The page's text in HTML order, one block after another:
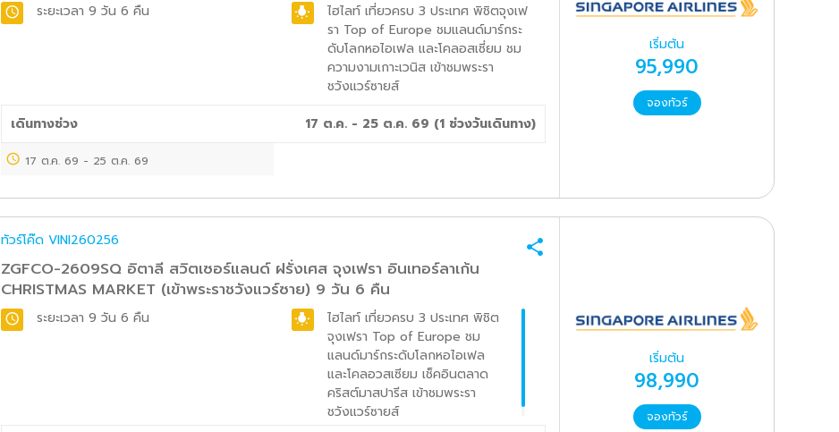
ระยะเวลา 9 วัน 6 คืน ไฮไลท์ เที่ยวครบ 3 ประเทศ พิชิตจุงเฟ
รา Top of Europe ชมแลนด์มาร์กระ
ดับโลกหอไอเฟล และโคลอสเซี่ยม ชม
ความงามเกาะเวนิส เข้าชมพระรา
ชวังแวร์ซายส์
เดินทางช่วง
17 ต.ค. - 25 ต.ค. 69 (1 ช่วงวันเดินทาง)
17 ต.ค. 69 - 25 ต.ค. 69
เริ่มต้น
95,990
จองทัวร์
ทัวร์โค๊ดVINI260256
ZGFCO-2609SQ อิตาลี สวิตเซอร์แลนด์ ฝรั่งเศส จุงเฟรา อินเทอร์ลาเก้น
CHRISTMAS MARKET (เข้าพระราชวังแวร์ซาย) 9 วัน 6 คืน
ระยะเวลา 9 วัน 6 คืน ไฮไลท์ เที่ยวครบ 3 ประเทศ พิชิต
จุงเฟรา Top of Europe ชม
แลนด์มาร์กระดับโลกหอไอเฟล
และโคลอวสเซียม เช็คอินตลาด
คริสต์มาสปารีส เข้าชมพระรา
ชวังแวร์ซายส์
เริ่มต้น
98,990
จองทัวร์